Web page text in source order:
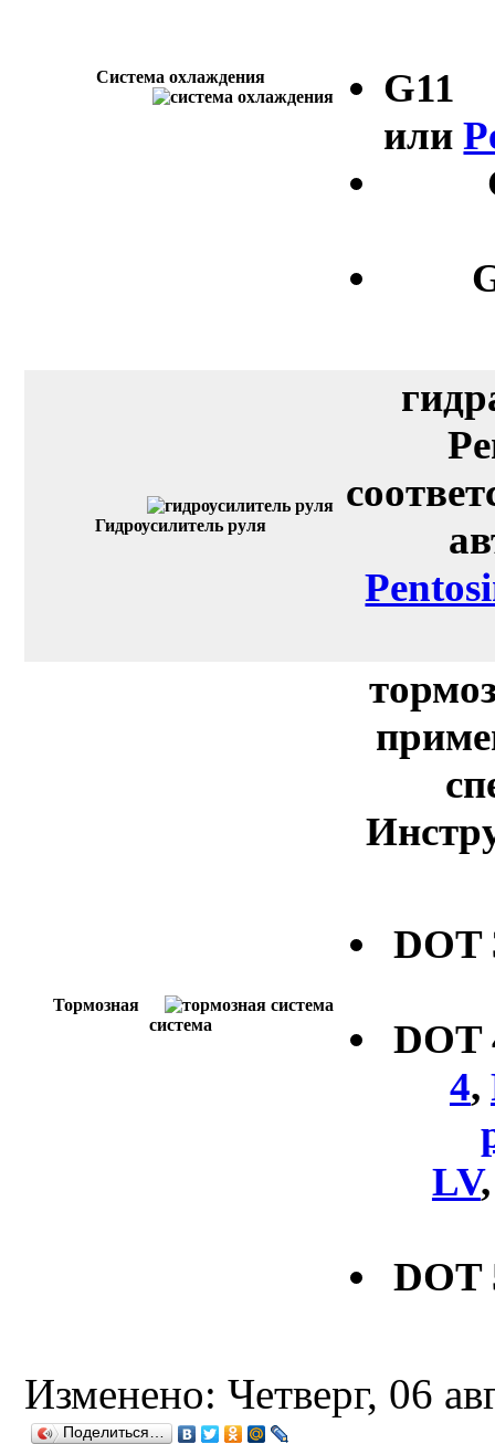
Система охлаждения
или
Гидроусилитель руля
Тормозная
система
4,
LV
DOT
Изменено: Четверг, 06
Поделиться…